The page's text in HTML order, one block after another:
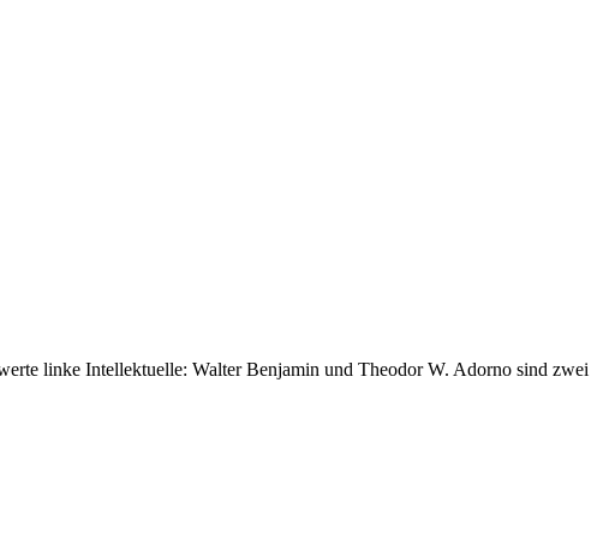
linke Intellektuelle: Walter Benjamin und Theodor W. Adorno sind zwei